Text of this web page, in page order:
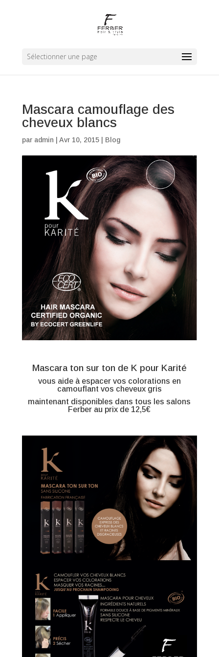
Sélectionner une page
Mascara camouflage des
cheveux blancs
par admin Avr 10, 2015| Blog
Mascara ton sur ton de K pour Karité
vous aide à espacer vos colorations en
camouflant vos cheveux gris
maintenant disponibles dans tous les salons
Ferber au prix de 12,5€